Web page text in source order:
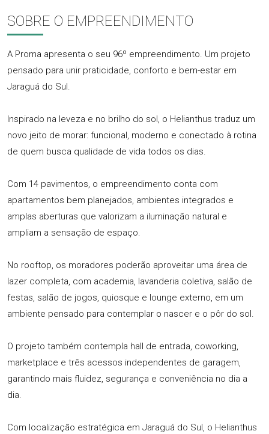
SOBRE O EMPREENDIMENTO
A Proma apresenta o seu 96º empreendimento. Um projeto
pensado para unir praticidade, conforto e bem-estar em
Jaraguá do Sul.
Inspirado na leveza e no brilho do sol, o Helianthus traduz um
novo jeito de morar: funcional, moderno e conectado à rotina
de quem busca qualidade de vida todos os dias.
Com 14 pavimentos, o empreendimento conta com
apartamentos bem planejados, ambientes integrados e
amplas aberturas que valorizam a iluminação natural e
ampliam a sensação de espaço.
No rooftop, os moradores poderão aproveitar uma área de
lazer completa, com academia, lavanderia coletiva, salão de
festas, salão de jogos, quiosque e lounge externo, em um
ambiente pensado para contemplar o nascer e o pôr do sol.
O projeto também contempla hall de entrada, coworking,
marketplace e três acessos independentes de garagem,
garantindo mais fluidez, segurança e conveniência no dia a
dia.
Com localização estratégica em Jaraguá do Sul, o Helianthus